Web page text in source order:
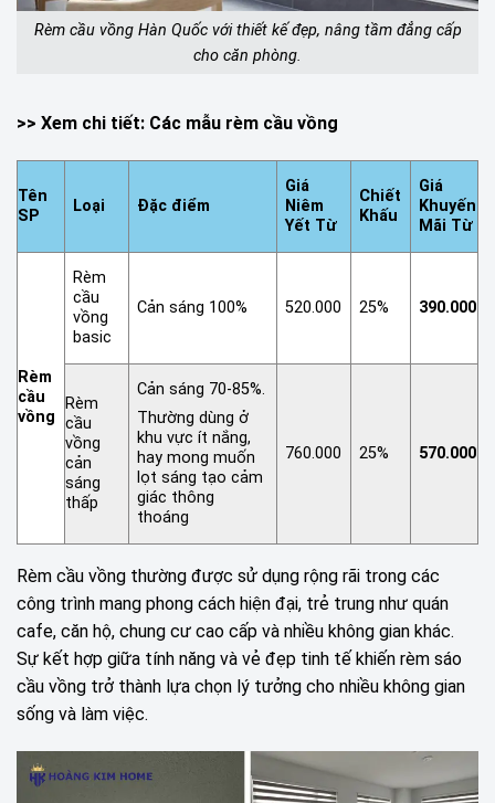
Rèm cầu vồng Hàn Quốc với thiết kế đẹp, nâng tầm đẳng cấp
cho căn phòng.
>> Xem chi tiết: Các mẫu rèm cầu vồng
Tên
SP
Loại Đặc điểm
Giá
Niêm
Yết Từ
Chiết
Khấu
Giá
Khuyến
Mãi Từ
Rèm
cầu
vồng
Rèm
cầu
vồng
basic
Cản sáng 100% 520.000 25% 390.000
Rèm
cầu
vồng
cản
sáng
thấp
Cản sáng 70-85%.
Thường dùng ở
khu vực ít nắng,
hay mong muốn
lọt sáng tạo cảm
giác thông
thoáng
760.000 25% 570.000
Rèm cầu vồng thường được sử dụng rộng rãi trong các
công trình mang phong cách hiện đại, trẻ trung như quán
cafe, căn hộ, chung cư cao cấp và nhiều không gian khác.
Sự kết hợp giữa tính năng và vẻ đẹp tinh tế khiến rèm sáo
cầu vồng trở thành lựa chọn lý tưởng cho nhiều không gian
sống và làm việc.